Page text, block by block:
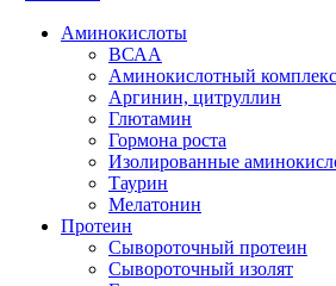
Аминокислоты
ВСАА
Аминокислотный комплекс
Аргинин, цитруллин
Глютамин
Гормона роста
Изолированные
Таурин
Мелатонин
Протеин
Сывороточный протеин
Сывороточный изолят